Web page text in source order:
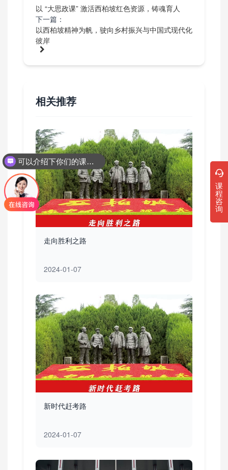
以 “大思政课” 激活西柏坡红色资源，铸魂育人
下一篇：
以西柏坡精神为帆，驶向乡村振兴与中国式现代化
彼岸
相关推荐
走向胜利之路
2024-01-07
新时代赶考路
2024-01-07
课
程
咨
询